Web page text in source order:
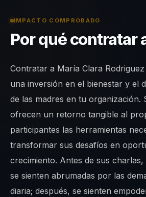
IMPACTO COMPROBADO
Por qué contratar
Contratar a María Clara
una inversión en el bienestar y el
de las madres en tu organización.
ofrecen un retorno tangible al
participantes las herramientas
transformar sus desafíos en
crecimiento. Antes de sus
se sienten abrumadas por las
diaria; después, se sienten